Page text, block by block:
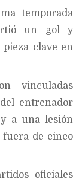
temporada
un gol y
clave en
vinculadas
entrenador
a una lesión
de cinco
oficiales